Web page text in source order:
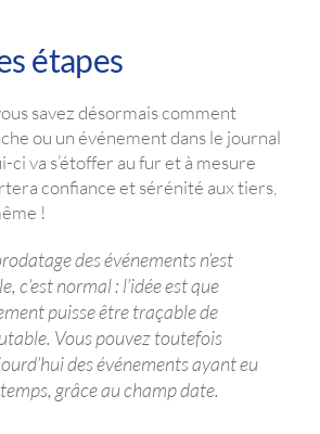
étapes
savez désormais comment
ou un événement dans le journal
ci va s’étoffer au fur et à mesure
confiance et sérénité aux tiers,
!
des événements n’est
c’est normal : l’idée est que
puisse être traçable de
Vous pouvez toutefois
des événements ayant eu
grâce au champ date.